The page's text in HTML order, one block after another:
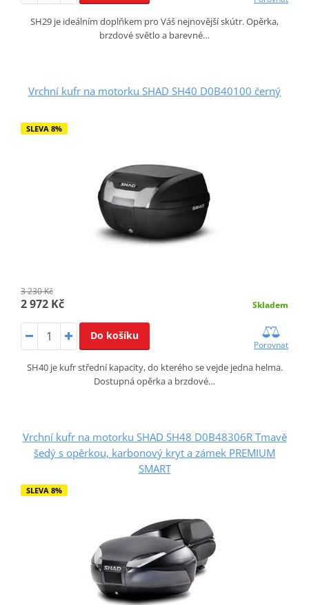
SH29 je ideálním doplňkem pro Váš nejnovější skútr. Opěrka,
brzdové světlo a barevné…
Vrchní kufr na motorku SHAD SH40 D0B40100 černý
SLEVA 8%
3 230 Kč
2 972 Kč Skladem
Do košíku
Porovnat
SH40 je kufr střední kapacity, do kterého se vejde jedna helma.
Dostupná opěrka a brzdové…
Vrchní kufr na motorku SHAD SH48 D0B48306R Tmavě
šedý s opěrkou, karbonový kryt a zámek PREMIUM
SMART
SLEVA 8%